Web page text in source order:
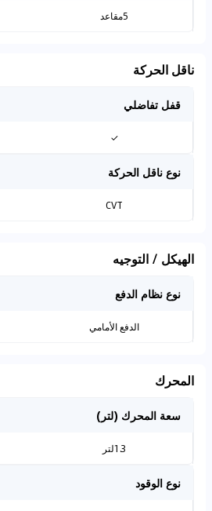
5مقاعد
ناقل الحركة
قفل تفاضلي
✓
نوع ناقل الحركة
CVT
الهيكل / التوجيه
نوع نظام الدفع
الدفع الأمامي
المحرك
سعة المحرك (لتر)
1.3لتر
نوع الوقود